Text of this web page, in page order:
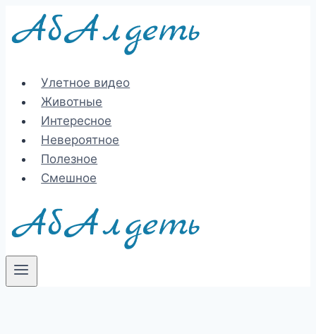
Перейти
Улетное видео
Животные
Интересное
Невероятное
Полезное
Смешное